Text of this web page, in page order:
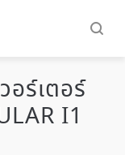
อร์เตอร์
I1